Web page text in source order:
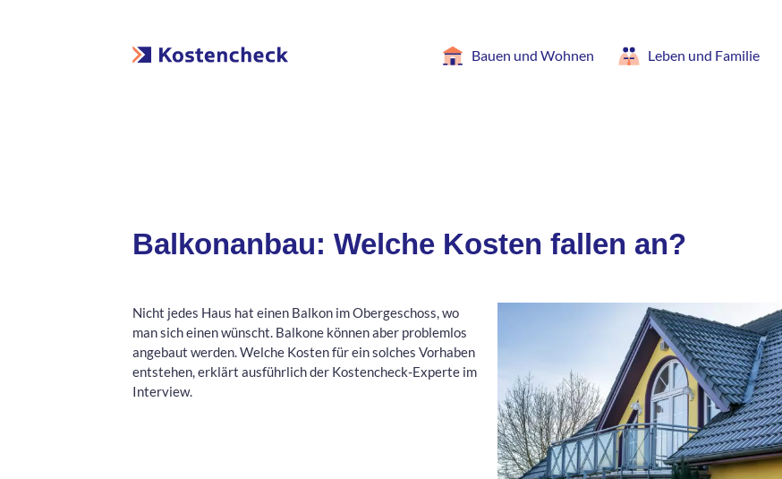
Bauen und Wohnen Leben und Familie
Balkonanbau: Welche Kosten fallen an?
Nicht jedes Haus hat einen Balkon im Obergeschoss, wo
man sich einen wünscht. Balkone können aber problemlos
angebaut werden. Welche Kosten für ein solches Vorhaben
entstehen, erklärt ausführlich der Kostencheck-Experte im
Interview.